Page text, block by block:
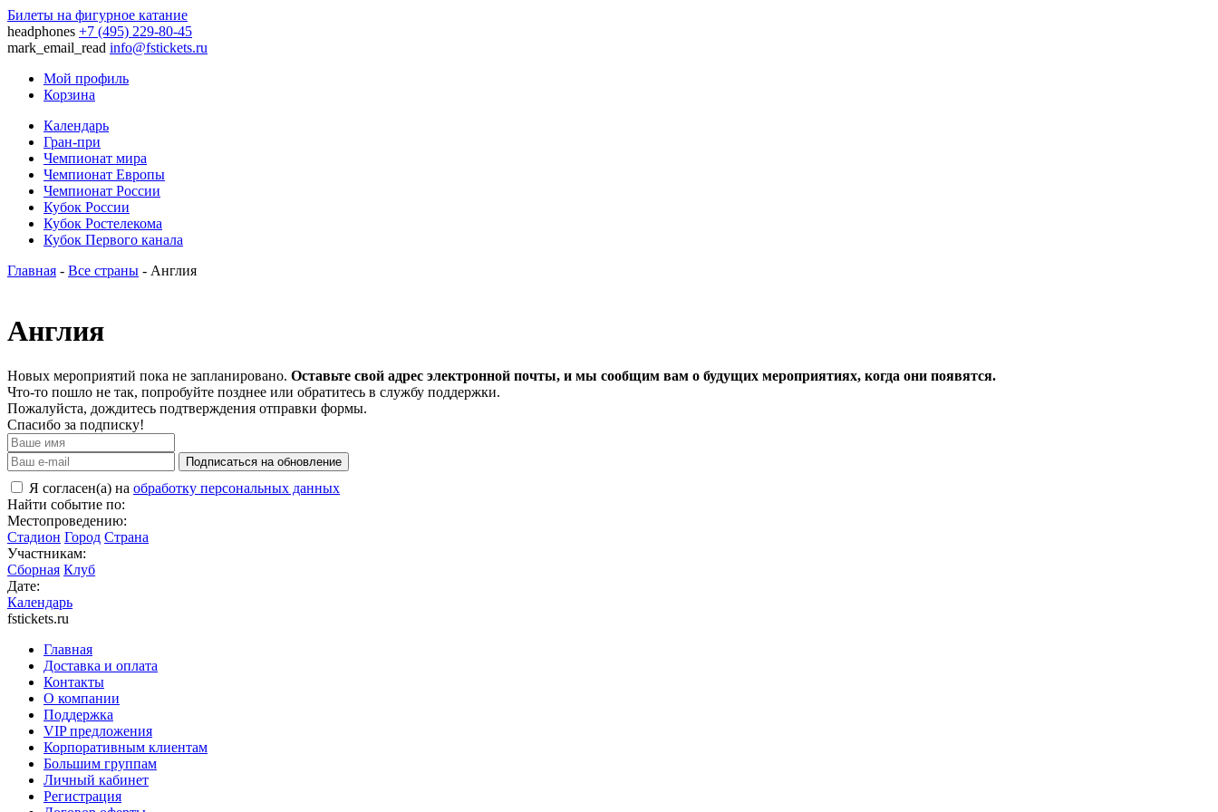
Билеты на фигурное катание
headphones +7 (495) 229-80-45
mark_email_read info@fstickets.ru
Мой профиль
Корзина
Календарь
Гран-при
Чемпионат мира
Чемпионат Европы
Чемпионат России
Кубок России
Кубок Ростелекома
Кубок Первого канала
Главная - Все страны - Англия
Англия
Новых мероприятий пока не запланировано. Оставьте свой адрес электронной почты, и мы сообщим вам о будущих мероприятиях, когда они появятся.
Что-то пошло не так, попробуйте позднее или обратитесь в службу поддержки.
Пожалуйста, дождитесь подтверждения отправки формы.
Спасибо за подписку!
Подписаться на обновление
Я согласен(а) на обработку персональных данных
Найти событие по:
Местопроведению:
Стадион Город Страна
Участникам:
Сборная Клуб
Дате:
Календарь
fstickets.ru
Главная
Доставка и оплата
Контакты
О компании
Поддержка
VIP предложения
Корпоративным клиентам
Большим группам
Личный кабинет
Регистрация